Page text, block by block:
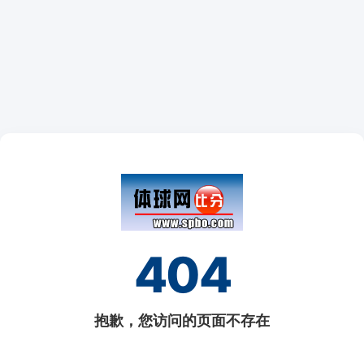
404
抱歉，您访问的页面不存在